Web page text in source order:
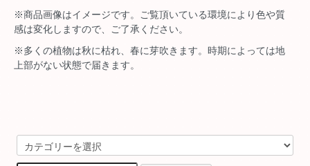
※商品画像はイメージです。ご覧頂いている環境により色や質
感は変化しますので、ご了承ください。
※多くの植物は秋に枯れ、春に芽吹きます。時期によっては地
上部がない状態で届きます。